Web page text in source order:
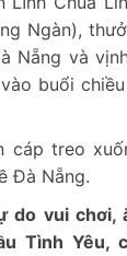
Ngàn),
Nẵng và
buổi
cáp treo
Đà Nẵng.
do vui chơi,
Tình Yêu,